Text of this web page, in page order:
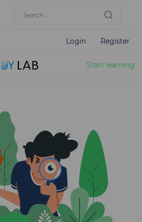
Login Register
Start learning